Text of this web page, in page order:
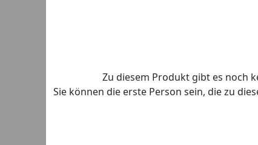
Zu diesem Produkt gibt es noch
Sie können die erste Person sein, die zu